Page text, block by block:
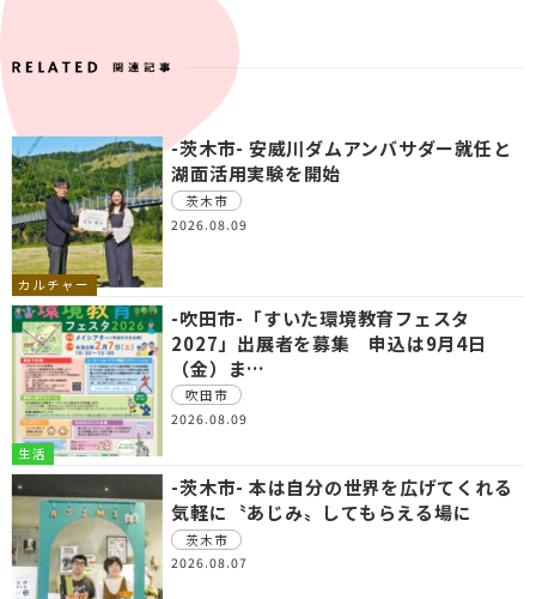
カルチャー
-茨木市- 安威川ダムアンバサダー就任と
湖面活用実験を開始
茨木市
2026.08.09
生活
-吹田市-「すいた環境教育フェスタ
2027」出展者を募集 申込は9月4日
（金）ま…
吹田市
2026.08.09
-茨木市- 本は自分の世界を広げてくれる
気軽に〝あじみ〟してもらえる場に
茨木市
2026.08.07